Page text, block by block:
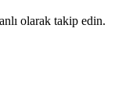
olarak takip edin.